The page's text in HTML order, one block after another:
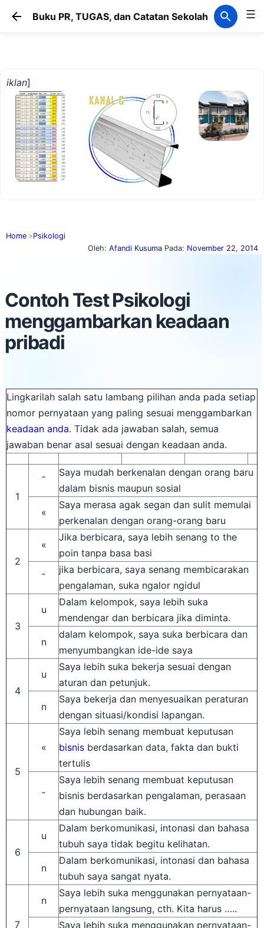
Langsung ke konten utama
Buku PR, TUGAS, dan Catatan Sekolah ☰
iklan]
Contoh Test Psikologi
menggambarkan keadaan
pribadi
Lingkarilah salah satu lambang pilihan anda pada setiap
nomor pernyataan yang paling sesuai menggambarkan
keadaan anda
. Tidak ada jawaban salah, semua
jawaban benar asal sesuai dengan keadaan anda.
1
˜
Saya mudah berkenalan dengan orang baru
dalam bisnis maupun sosial
Saya merasa agak segan dan sulit memulai
perkenalan dengan orang-orang baru
2
Jika berbicara, saya lebih senangto the
poin
tanpa basa basi
˜
jika berbicara, saya senang membicarakan
pengalaman, suka ngalor ngidul
3
Dalam kelompok, saya lebih suka
mendengar dan berbicara jika diminta.
dalam kelompok, saya suka berbicara dan
menyumbangkan ide-ide saya
4
Saya lebih suka bekerja sesuai dengan
aturan dan petunjuk.
Saya bekerja dan menyesuaikan peraturan
dengan situasi/kondisi lapangan.
5
Saya lebih senang membuat keputusan
bisnis
berdasarkan data, fakta dan bukti
tertulis
˜
Saya lebih senang membuat keputusan
bisnis berdasarkan pengalaman, perasaan
dan hubungan baik.
6
Dalam berkomunikasi, intonasi dan bahasa
tubuh saya tidak begitu kelihatan.
Dalam berkomunikasi, intonasi dan bahasa
tubuh saya sangat nyata.
7
Saya lebih suka menggunakan pernyataan-
pernyataan langsung, cth. Kita harus …..
Saya lebih suka menggunakan pernyataan-